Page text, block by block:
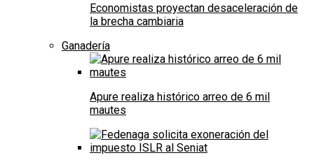
Economistas proyectan desaceleración de
la brecha cambiaria
Ganadería
Apure realiza histórico arreo de 6 mil
mautes